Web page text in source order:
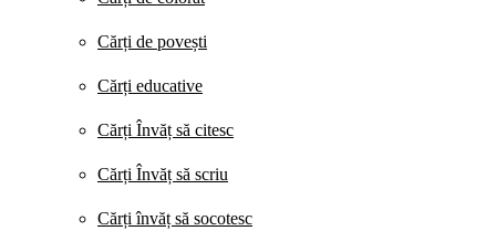
Cărți de povești
Cărți educative
Cărți Învăț să citesc
Cărți Învăț să scriu
Cărți învăț să socotesc